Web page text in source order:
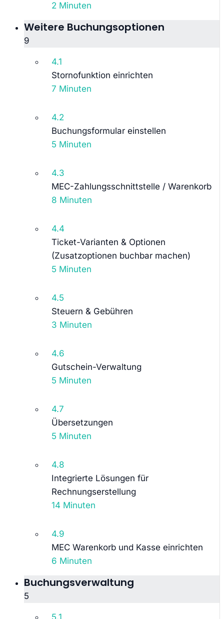
2 Minuten
Weitere Buchungsoptionen
9
4.1
Stornofunktion einrichten
7 Minuten
4.2
Buchungsformular einstellen
5 Minuten
4.3
MEC-Zahlungsschnittstelle / Warenkorb
8 Minuten
4.4
Ticket-Varianten & Optionen
(Zusatzoptionen buchbar machen)
5 Minuten
4.5
Steuern & Gebühren
3 Minuten
4.6
Gutschein-Verwaltung
5 Minuten
4.7
Übersetzungen
5 Minuten
4.8
Integrierte Lösungen für
Rechnungserstellung
14 Minuten
4.9
MEC Warenkorb und Kasse einrichten
6 Minuten
Buchungsverwaltung
5
5.1